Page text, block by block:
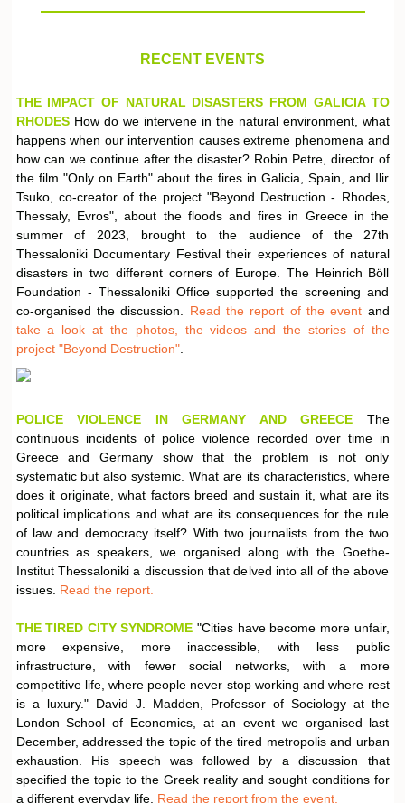
RECENT EVENTS
THE IMPACT OF NATURAL DISASTERS FROM GALICIA TO
RHODES How do we intervene in the natural environment, what
happens when our intervention causes extreme phenomena and
how can we continue after the disaster? Robin Petre, director of
the film "Only on Earth" about the fires in Galicia, Spain, and Ilir
Tsuko, co-creator of the project "Beyond Destruction - Rhodes,
Thessaly, Evros", about the floods and fires in Greece in the
summer of 2023, brought to the audience of the 27th
Thessaloniki Documentary Festival their experiences of natural
disasters in two different corners of Europe. The Heinrich Böll
Foundation - Thessaloniki Office supported the screening and
co-organised the discussion. Read the report of the event and
take a look at the photos, the videos and the stories of the
project "Beyond Destruction".
POLICE VIOLENCE IN GERMANY AND GREECE The
continuous incidents of police violence recorded over time in
Greece and Germany show that the problem is not only
systematic but also systemic. What are its characteristics, where
does it originate, what factors breed and sustain it, what are its
political implications and what are its consequences for the rule
of law and democracy itself? With two journalists from the two
countries as speakers, we organised along with the Goethe-
Institut Thessaloniki a discussion that delved into all of the above
issues. Read the report.
THE TIRED CITY SYNDROME "Cities have become more unfair,
more expensive, more inaccessible, with less public
infrastructure, with fewer social networks, with a more
competitive life, where people never stop working and where rest
is a luxury." David J. Madden, Professor of Sociology at the
London School of Economics, at an event we organised last
December, addressed the topic of the tired metropolis and urban
exhaustion. His speech was followed by a discussion that
specified the topic to the Greek reality and sought conditions for
a different everyday life. Read the report from the event.